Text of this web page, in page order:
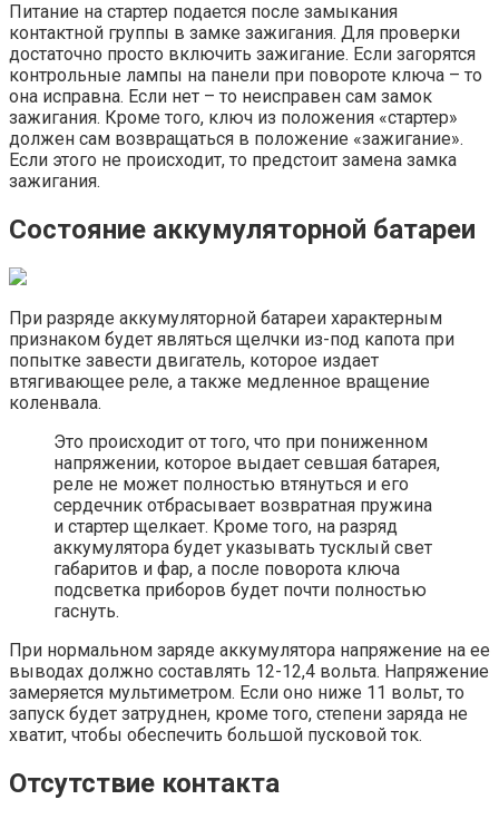
Питание на стартер подается после замыкания
контактной группы в замке зажигания. Для проверки
достаточно просто включить зажигание. Если загорятся
контрольные лампы на панели при повороте ключа – то
она исправна. Если нет – то неисправен сам замок
зажигания. Кроме того, ключ из положения «стартер»
должен сам возвращаться в положение «зажигание».
Если этого не происходит, то предстоит замена замка
зажигания.
Состояние аккумуляторной батареи
При разряде аккумуляторной батареи характерным
признаком будет являться щелчки из-под капота при
попытке завести двигатель, которое издает
втягивающее реле, а также медленное вращение
коленвала.
Это происходит от того, что при пониженном
напряжении, которое выдает севшая батарея,
реле не может полностью втянуться и его
сердечник отбрасывает возвратная пружина
и стартер щелкает. Кроме того, на разряд
аккумулятора будет указывать тусклый свет
габаритов и фар, а после поворота ключа
подсветка приборов будет почти полностью
гаснуть.
При нормальном заряде аккумулятора напряжение на ее
выводах должно составлять 12-12,4 вольта. Напряжение
замеряется мультиметром. Если оно ниже 11 вольт, то
запуск будет затруднен, кроме того, степени заряда не
хватит, чтобы обеспечить большой пусковой ток.
Отсутствие контакта